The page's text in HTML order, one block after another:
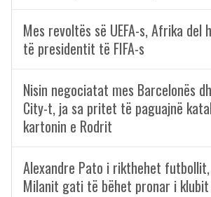
Mes revoltës së UEFA-s, Afrika del
të presidentit të FIFA-s
Nisin negociatat mes Barcelonës
City-t, ja sa pritet të paguajnë
kartonin e Rodrit
Alexandre Pato i rikthehet
Milanit gati të bëhet pronar i